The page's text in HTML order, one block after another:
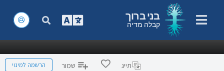
בני ברוך
קבלה מדיה
תייג שמור הרשמה למינוי